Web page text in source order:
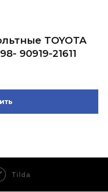
TOYOTA
90919-21611
Tilda